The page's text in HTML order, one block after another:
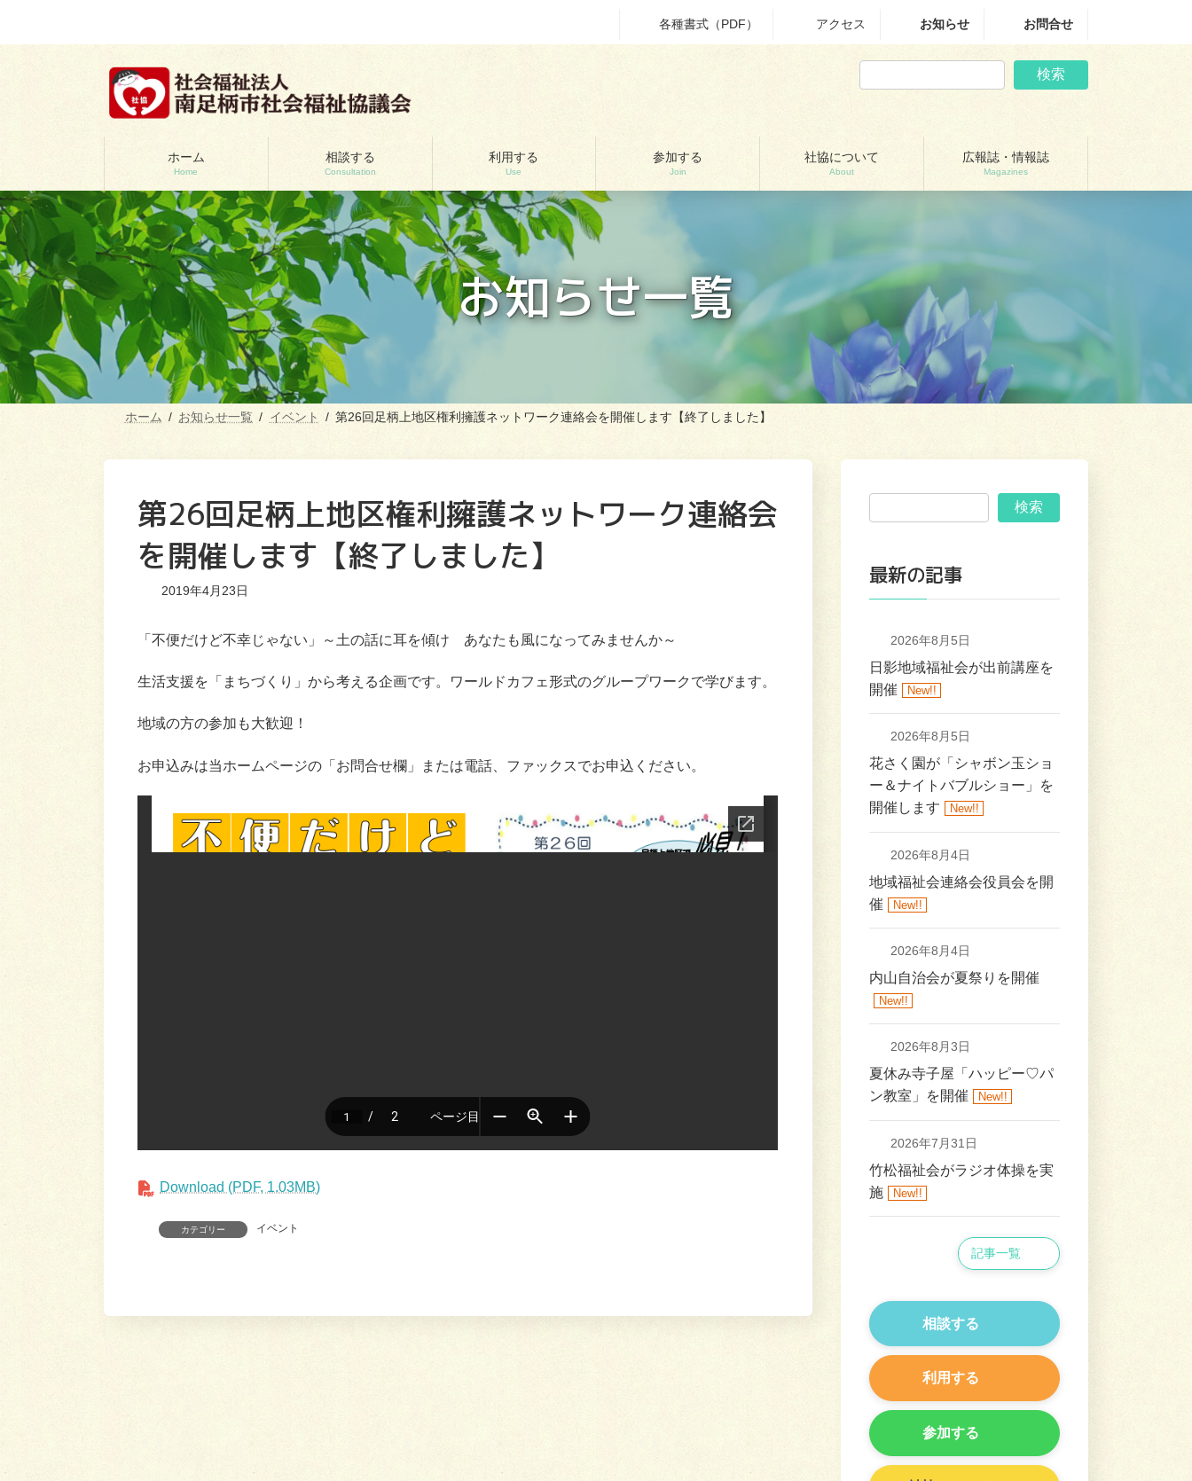
テ
ゲ
各種書式（PDF） アクセス お知らせ お問合せ
検索
ホーム
Home
相談する
Consultation
利用する
Use
参加する
Join
社協について
About
広報誌・情報誌
Magazines
お知らせ一覧
ホーム お知らせ一覧 イベント 第26回足柄上地区権利擁護ネットワーク連絡会を開催します【終了しました】
第26回足柄上地区権利擁護ネットワーク連絡会
を開催します【終了しました】
2019年4月23日
「不便だけど不幸じゃない」～土の話に耳を傾け あなたも風になってみませんか～
生活支援を「まちづくり」から考える企画です。ワールドカフェ形式のグループワークで学びます。
地域の方の参加も大歓迎！
お申込みは当ホームページの「お問合せ欄」または電話、ファックスでお申込ください。
Download (PDF, 1.03MB)
カテゴリー イベント
検索
最新の記事
2026年8月5日
日影地域福祉会が出前講座を
開催
New!!
2026年8月5日
花さく園が「シャボン玉ショ
ー＆ナイトバブルショー」を
開催します
New!!
2026年8月4日
地域福祉会連絡会役員会を開
催
New!!
2026年8月4日
内山自治会が夏祭りを開催
New!!
2026年8月3日
夏休み寺子屋「ハッピー♡パ
ン教室」を開催
New!!
2026年7月31日
竹松福祉会がラジオ体操を実
施
New!!
記事一覧
相談する
利用する
参加する